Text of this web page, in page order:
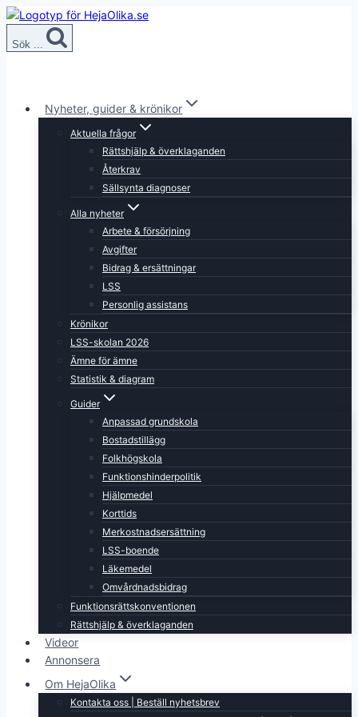
Skip
content
Sök ...
Nyheter, guider & krönikor
Aktuella frågor
Rättshjälp & överklaganden
Återkrav
Sällsynta diagnoser
Alla nyheter
Arbete & försörjning
Avgifter
Bidrag & ersättningar
LSS
Personlig assistans
Krönikor
LSS-skolan 2026
Ämne för ämne
Statistik & diagram
Guider
Anpassad grundskola
Bostadstillägg
Folkhögskola
Funktionshinderpolitik
Hjälpmedel
Korttids
Merkostnadsersättning
LSS-boende
Läkemedel
Omvårdnadsbidrag
Funktionsrättskonventionen
Rättshjälp & överklaganden
Videor
Annonsera
Om HejaOlika
Kontakta oss | Beställ nyhetsbrev